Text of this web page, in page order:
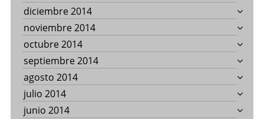
diciembre 2014
noviembre 2014
octubre 2014
septiembre 2014
agosto 2014
julio 2014
junio 2014